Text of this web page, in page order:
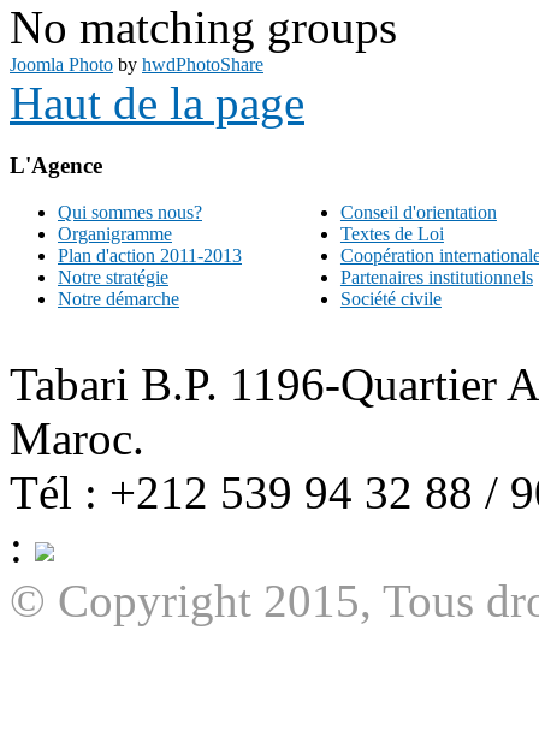
No matching groups
Joomla Photo by hwdPhotoShare
Haut de la page
L'Agence
Qui sommes nous?
Organigramme
Plan d'action 2011-2013
Notre stratégie
Notre démarche
Conseil d'orientation
Textes de Loi
Coopération
Partenaires institutionnels
Société civile
Tabari B.P. 1196-Quartier
Maroc.
Tél : +212 539 94 32 88 /
:
© Copyright 2015, Tous